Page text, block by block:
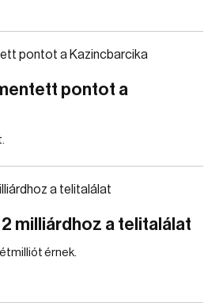
pontot a
milliárdhoz a telitalálat
érnek.